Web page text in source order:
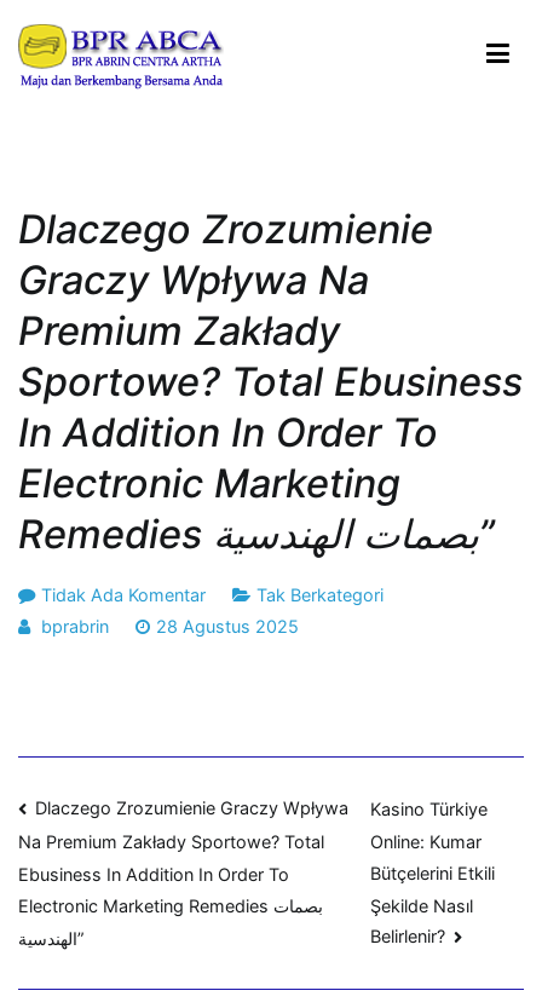
konten
Dlaczego Zrozumienie
Graczy Wpływa Na
Premium Zakłady
Sportowe? Total Ebusiness
In Addition In Order To
Electronic Marketing
Remedies بصمات الهندسية”
Tidak Ada Komentarpada
Dlaczego
Zakłady
Sportowe?
Total
Ebusiness
In
Tak Berkategori
bprabrin
28 Agustus 2025
Navigasi
pos
Dlaczego Zrozumienie Graczy Wpływa
Na Premium Zakłady Sportowe? Total
Ebusiness In Addition In Order To
Electronic Marketing Remedies بصمات
الهندسية”
Kasino Türkiye
Online: Kumar
Bütçelerini Etkili
Şekilde Nasıl
Belirlenir?